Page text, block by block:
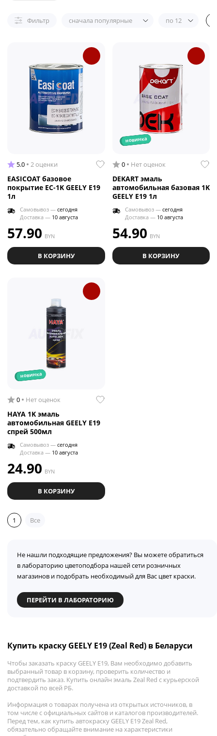
Фильтр сначала популярные по 12
5.0 2 оценки
EASICOAT базовое
покрытие EC-1K GEELY E19
1л
Самовывоз — сегодня
Доставка — 10 августа
57.90 BYN
В КОРЗИНУ
новинка
0 Нет оценок
DEKART эмаль
автомобильная базовая 1K
GEELY E19 1л
Самовывоз — сегодня
Доставка — 10 августа
54.90 BYN
В КОРЗИНУ
новинка
0 Нет оценок
HAYA 1K эмаль
автомобильная GEELY E19
спрей 500мл
Самовывоз — сегодня
Доставка — 10 августа
24.90 BYN
В КОРЗИНУ
1 Все
Не нашли подходящие предложения? Вы можете обратиться
в лабораторию цветоподбора нашей сети розничных
магазинов и подобрать необходимый для Вас цвет краски.
ПЕРЕЙТИ В ЛАБОРАТОРИЮ
Купить краску GEELY E19 (Zeal Red) в Беларуси
Чтобы заказать краску GEELY E19, Вам необходимо добавить
выбранный товар в корзину, проверить количество и
подтвердить заказ. Купить онлайн эмаль Zeal Red с курьерской
доставкой по всей РБ.
Информация о товарах получена из открытых источников, в
том числе с официальных сайтов и каталогов производителей.
Перед тем, как купить автокраску GEELY E19 Zeal Red,
обязательно обращайте внимание на характеристики